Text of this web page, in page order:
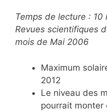
Temps de lecture : 10
Revues scientifiques
mois de Mai 2006
Maximum
2012
Le niveau des
pourrait monter